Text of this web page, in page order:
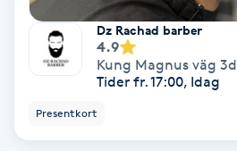
Celluliter
Coachning
Dz Rachad barber
4.9
Kung Magnus väg 3d
Tider fr. 17:00, Idag
Presentkort